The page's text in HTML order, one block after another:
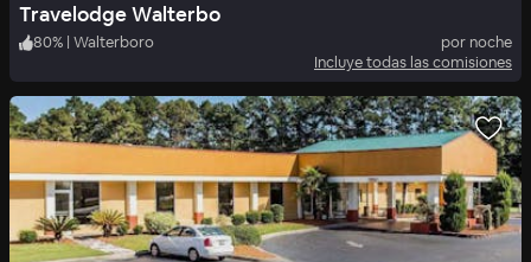
Travelodge Walterbo
80% | Walterboro
por noche
Incluye todas las comisiones